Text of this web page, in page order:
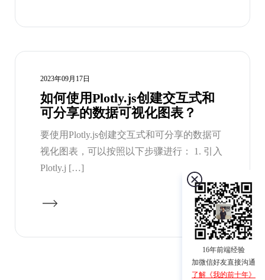
2023年09月17日
如何使用Plotly.js创建交互式和
可分享的数据可视化图表？
要使用Plotly.js创建交互式和可分享的数据可
视化图表，可以按照以下步骤进行： 1. 引入
Plotly.j […]
16年前端经验
加微信好友直接沟通
了解《我的前十年》